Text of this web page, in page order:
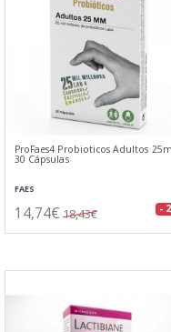
ProFaes4 Probioticos Adultos
30 Cápsulas
FAES
14,74€ 18,43€ -